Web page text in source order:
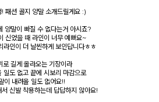
패션 골지 양말 소개드릴게요 :)
양말이 빠질 수 없다는거 아시죠?
신었을 때 라인이 너무 예뻐요~
라인이 더 날씬하게 보인답니다ㅎㅎ
로 길게 올라오는 기장이라
일도 없고 끝에 시보리 마감으로
이 내려올 일도 없어요!!
신발 착용하는데 답답하지 않아요!